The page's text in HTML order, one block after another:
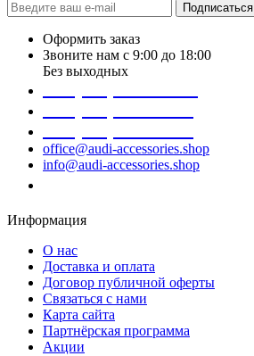
Подписаться
Оформить заказ
Звоните нам с 9:00 до 18:00
Без выходных
office@audi-accessories.shop
info@audi-accessories.shop
Информация
О нас
Доставка и оплата
Договор публичной оферты
Связаться с нами
Карта сайта
Партнёрская программа
Акции